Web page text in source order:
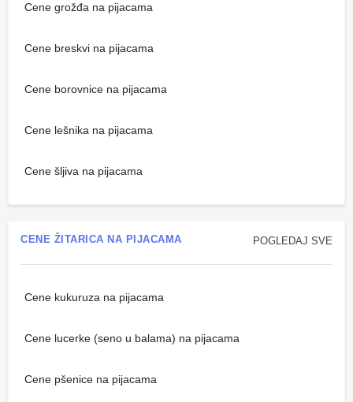
Cene grožđa na pijacama
Cene breskvi na pijacama
Cene borovnice na pijacama
Cene lešnika na pijacama
Cene šljiva na pijacama
POGLEDAJ SVE
CENE ŽITARICA NA PIJACAMA
Cene kukuruza na pijacama
Cene lucerke (seno u balama) na pijacama
Cene pšenice na pijacama